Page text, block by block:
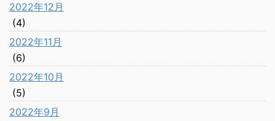
2022年12月
(4)
2022年11月
(6)
2022年10月
(5)
2022年9月